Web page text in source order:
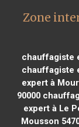
Zone
chauffagiste
chauffagiste
expert à
90000
expert à Le
Mousson